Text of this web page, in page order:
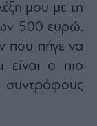
μου με τη
500 ευρώ.
που πήγε να
είναι ο πιο